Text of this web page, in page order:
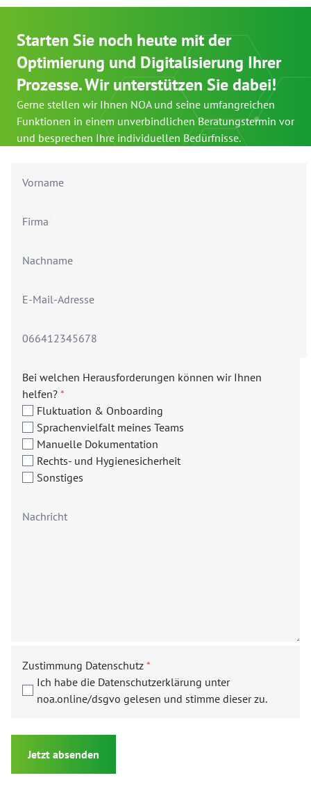
Starten Sie noch heute mit der
Optimierung und Digitalisierung Ihrer
Prozesse. Wir unterstützen Sie dabei!
Gerne stellen wir Ihnen NOA und seine umfangreichen
Funktionen in einem unverbindlichen Beratungstermin vor
und besprechen Ihre individuellen Bedürfnisse.
Bei welchen Herausforderungen können wir Ihnen
helfen? *
Fluktuation & Onboarding
Sprachenvielfalt meines Teams
Manuelle Dokumentation
Rechts- und Hygienesicherheit
Sonstiges
Zustimmung Datenschutz *
Ich habe die Datenschutzerklärung unter
noa.online/dsgvo gelesen und stimme dieser zu.
Jetzt absenden